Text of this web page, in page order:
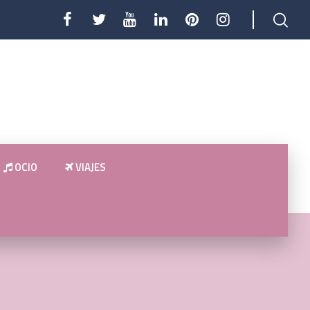
OCIO VIAJES